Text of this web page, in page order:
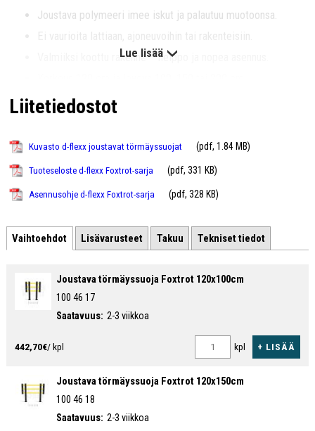
Joustava polymeeri imee iskut ja palautuu muotoonsa.
Valmiiksi koottu rakenne – helppo ja nopea asennus.
5 vuoden takuu, alkuperämaa Tanska.
Lue lisää
Liitetiedostot
Kuvasto d-flexx joustavat törmäyssuojat (pdf, 1.84 MB)
Tuoteseloste d-flexx Foxtrot-sarja (pdf, 331 KB)
Asennusohje d-flexx Foxtrot-sarja (pdf, 328 KB)
Vaihtoehdot Lisävarusteet Takuu Tekniset tiedot
Joustava törmäyssuoja Foxtrot 120x100cm
100 46 17
Saatavuus: 2-3 viikkoa
442,70€/ kpl kpl + LISÄÄ
Joustava törmäyssuoja Foxtrot 120x150cm
100 46 18
Saatavuus: 2-3 viikkoa